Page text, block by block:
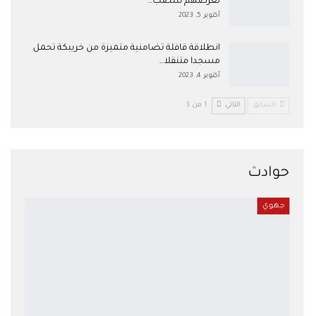
أكتوبر 5, 2023
انطلاقة قافلة تضامنية متميزة من خريبكة تحمل
مسجدا متنقلا…
أكتوبر 4, 2023
السابق التالي 1 من 3
حوادث
جهوي